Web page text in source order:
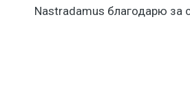
Nastradamus благодарю за